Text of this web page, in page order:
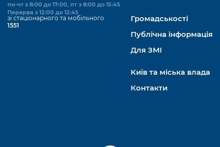
пн-чт з 8:00 до 17:00, пт з 8:00 до 15:45
Перерва з 12:00 до 12:45
зі стаціонарного та мобільного
1551
Громадськості
Публічна інформація
Для ЗМІ
Київ та міська влада
Контакти